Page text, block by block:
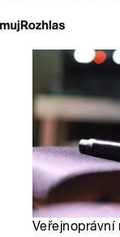
Veřejnoprávní